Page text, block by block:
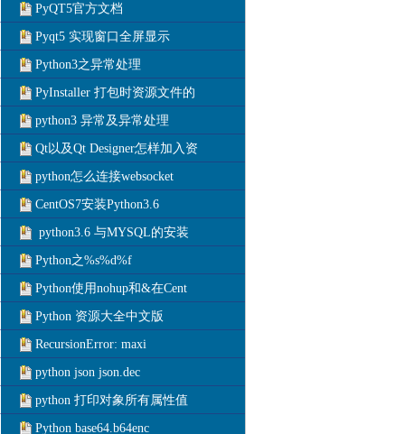
PyQT5官方文档
Pyqt5 实现窗口全屏显示
Python3之异常处理
PyInstaller 打包时资源文件的
python3 异常及异常处理
Qt以及Qt Designer怎样加入资
python怎么连接websocket
CentOS7安装Python3.6
python3.6 与MYSQL的安装
Python之%s%d%f
Python使用nohup和&在Cent
Python 资源大全中文版
RecursionError: maxi
python json json.dec
python 打印对象所有属性值
Python base64.b64enc